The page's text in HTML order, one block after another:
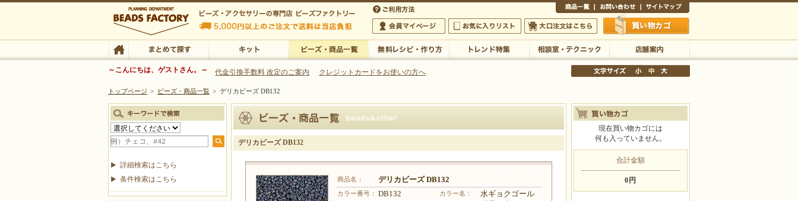
ビーズファクトリー ビーズ・パーツ・金具など・アクセサリーの専門店
ビーズ・アクセサリーの専門店 ビーズファクトリー 5,000円以上のご注文で送料は当店が負担いたします
ビーズ・アクセサリーの専門店 ビーズファクトリー 5,000円以上のご注文で送料は当店が負担いたします
会員マイページ
お気に入りリスト 大口注文はこちら 買い物かご
TOP まとめて探す 店舗案内
～こんにちは、ゲストさん。～ 代金引換手数料 改定のご案内 クレジットカードをお使いの方へ
トップページ > ビーズ・商品一覧 > デリカビーズ DB132
デリカビーズ DB132
商品名： デリカビーズ DB132
カラー番号： DB132 カラー名：
水ギョクゴール
詳細検索はこちら
条件検索はこちら
現在買い物カゴには
何も入っていません。
合計金額
0円